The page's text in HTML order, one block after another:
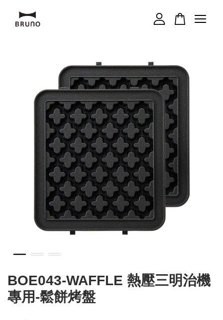
BOE043-WAFFLE 熱壓三明治機
專用-鬆餅烤盤
繼續購物